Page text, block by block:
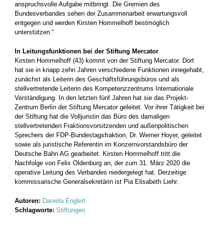
anspruchsvolle Aufgabe mitbringt. Die Gremien des
Bundesverbandes sehen der Zusammenarbeit erwartungsvoll
entgegen und werden Kirsten Hommelhoff bestmöglich
unterstützen.“
In Leitungsfunktionen bei der Stiftung Mercator
Kirsten Hommelhoff (43) kommt von der Stiftung Mercator. Dort
hat sie in knapp zehn Jahren verschiedene Funktionen innegehabt,
zunächst als Leiterin des Geschäftsführungsbüros und als
stellvertretende Leiterin des Kompetenzzentrums Internationale
Verständigung. In den letzten fünf Jahren hat sie das Projekt-
Zentrum Berlin der Stiftung Mercator geleitet. Vor ihrer Tätigkeit bei
der Stiftung hat die Volljuristin das Büro des damaligen
stellvertretenden Fraktionsvorsitzenden und außenpolitischen
Sprechers der FDP-Bundestagsfraktion, Dr. Werner Hoyer, geleitet
sowie als juristische Referentin im Konzernvorstandsbüro der
Deutsche Bahn AG gearbeitet. Kirsten Hommelhoff tritt die
Nachfolge von Felix Oldenburg an, der zum 31. März 2020 die
operative Leitung des Verbandes niedergelegt hat. Derzeitige
kommissarische Generalsekretärin ist Pia Elisabeth Liehr.
Autoren: Daniela Englert
Schlagworte: Stiftungen